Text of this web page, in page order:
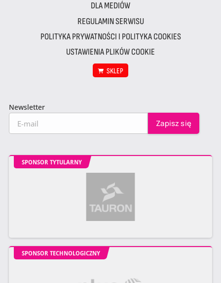
DLA MEDIÓW
REGULAMIN SERWISU
POLITYKA PRYWATNOŚCI I POLITYKA COOKIES
USTAWIENIA PLIKÓW COOKIE
SKLEP
Newsletter
SPONSOR TYTULARNY
SPONSOR TECHNOLOGICZNY